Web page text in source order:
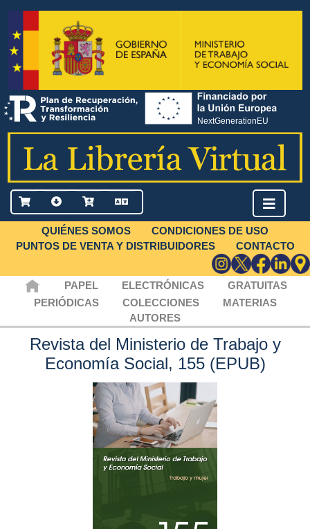
QUIÉNES SOMOS
CONDICIONES DE USO
PUNTOS DE VENTA Y DISTRIBUIDORES
CONTACTO
PAPEL ELECTRÓNICAS
GRATUITAS
PERIÓDICAS
COLECCIONES
MATERIAS
AUTORES
Revista del Ministerio de Trabajo y
Economía Social, 155 (EPUB)